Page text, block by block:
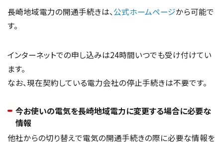
長崎地域電力の開通手続きは、公式ホームページから可能で
す。
インターネットでの申し込みは24時間いつでも受け付けてい
ます。
なお、現在契約している電力会社の停止手続きは不要です。
今お使いの電気を長崎地域電力に変更する場合に必要な
情報
他社からの切り替えで電気の開通手続きの際に必要な情報を